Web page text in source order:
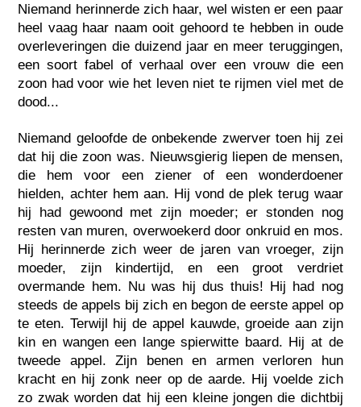
Niemand herinnerde zich haar, wel wisten er een paar
heel vaag haar naam ooit gehoord te hebben in oude
overleveringen die duizend jaar en meer teruggingen,
een soort fabel of verhaal over een vrouw die een
zoon had voor wie het leven niet te rijmen viel met de
dood...
Niemand geloofde de onbekende zwerver toen hij zei
dat hij die zoon was. Nieuwsgierig liepen de mensen,
die hem voor een ziener of een wonderdoener
hielden, achter hem aan. Hij vond de plek terug waar
hij had gewoond met zijn moeder; er stonden nog
resten van muren, overwoekerd door onkruid en mos.
Hij herinnerde zich weer de jaren van vroeger, zijn
moeder, zijn kindertijd, en een groot verdriet
overmande hem. Nu was hij dus thuis! Hij had nog
steeds de appels bij zich en begon de eerste appel op
te eten. Terwijl hij de appel kauwde, groeide aan zijn
kin en wangen een lange spierwitte baard. Hij at de
tweede appel. Zijn benen en armen verloren hun
kracht en hij zonk neer op de aarde. Hij voelde zich
zo zwak worden dat hij een kleine jongen die dichtbij